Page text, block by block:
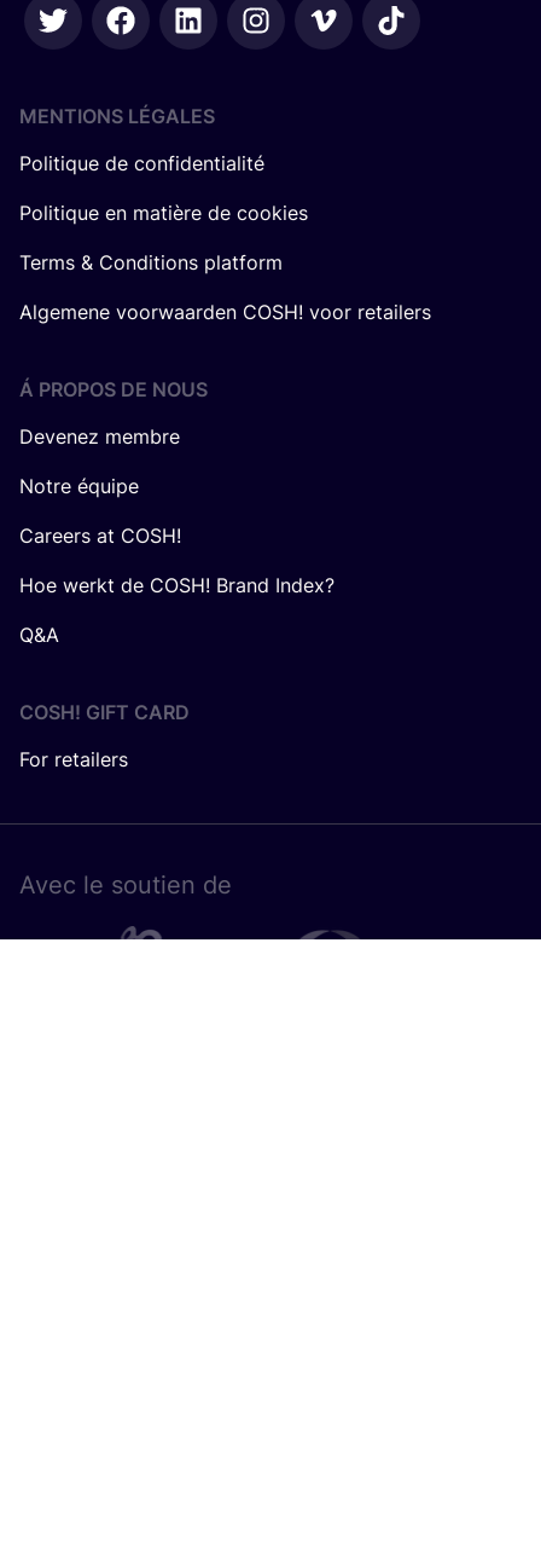
MENTIONS LÉGALES
Politique de confidentialité
Politique en matière de cookies
Terms & Conditions platform
Algemene voorwaarden COSH! voor retailers
Á PROPOS DE NOUS
Devenez membre
Notre équipe
Careers at COSH!
Hoe werkt de COSH! Brand Index?
Q&A
COSH! GIFT CARD
For retailers
Avec le sou­tien de